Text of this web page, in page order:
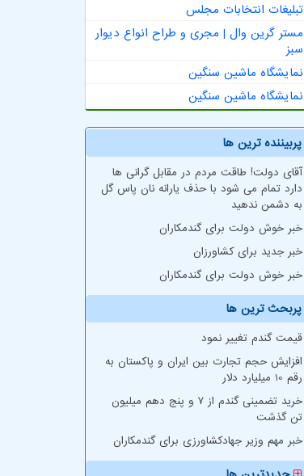
تبلیغات انتخابات مجلس
مستر گرین وال | مجری و طراح انواع دیوار
سبز
نمایشگاه ماشین سنگین
نمایشگاه ماشین سنگین
پربیننده ترین ها
آقای دولت! طاقت مردم در مقابل گرانی ها
دارد تمام می شود با حذف یارانه نان پاس گل
به دشمن ندهید
خبر خوش دولت برای گندمکاران
خبر جدید برای کشاورزان
خبر خوش دولت برای گندمکاران
پربحث ترین ها
قیمت گندم تغییر نمود
افزایش حجم تجارت بین ایران و پاکستان به
رقم 10 میلیارد دلار
خرید تضمینی گندم از ۷ و پنج دهم میلیون
تن گذشت
خبر مهم وزیر جهادکشاورزی برای گندمکاران